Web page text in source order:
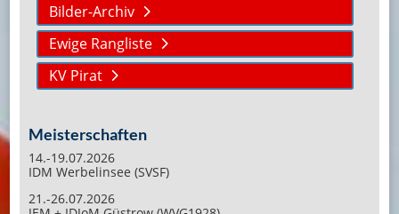
Bilder-Archiv
Ewige Rangliste
KV Pirat
Meisterschaften
14.-19.07.2026
IDM Werbelinsee (SVSF)
21.-26.07.2026